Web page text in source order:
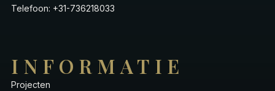
Telefoon: +31-736218033
INFORMATIE
Projecten